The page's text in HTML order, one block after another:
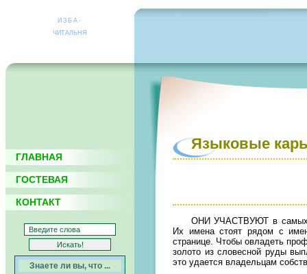
ИЗБА-
ЧИТАЛЬНЯ
ГЛАВНАЯ
ГОСТЕВАЯ
КОНТАКТ
Знаете ли вы, что ...
Языковые
ОНИ УЧАСТВУЮТ в
Их имена стоят рядом с
странице. Чтобы овладеть
золото из словесной руды
это удается владельцам